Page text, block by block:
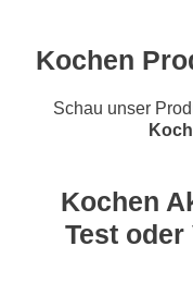
Kochen
Schau unser
Kochen
Test